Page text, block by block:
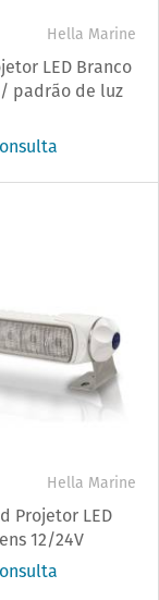
Hella Marine
LED Branco
padrão de luz
Hella Marine
Projetor LED
12/24V